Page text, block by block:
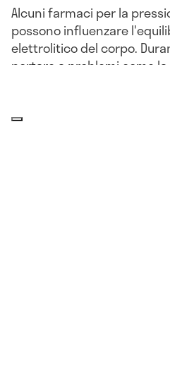
Alcuni farmaci per la
possono influenzare
elettrolitico del corpo.
portare a problemi come
L'impatto del clima